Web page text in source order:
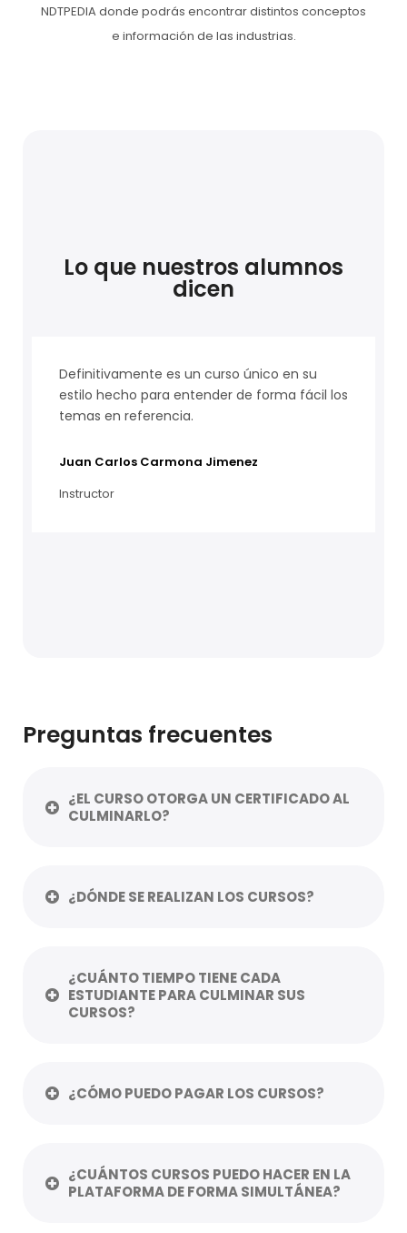
NDTPEDIA donde podrás encontrar distintos conceptos
e información de las industrias.
Lo que nuestros alumnos
dicen
Definitivamente es un curso único en su
estilo hecho para entender de forma fácil los
temas en referencia.
Juan Carlos Carmona Jimenez
Instructor
Preguntas frecuentes
¿EL CURSO OTORGA UN CERTIFICADO AL
CULMINARLO?
¿DÓNDE SE REALIZAN LOS CURSOS?
¿CUÁNTO TIEMPO TIENE CADA
ESTUDIANTE PARA CULMINAR SUS
CURSOS?
¿CÓMO PUEDO PAGAR LOS CURSOS?
¿CUÁNTOS CURSOS PUEDO HACER EN LA
PLATAFORMA DE FORMA SIMULTÁNEA?